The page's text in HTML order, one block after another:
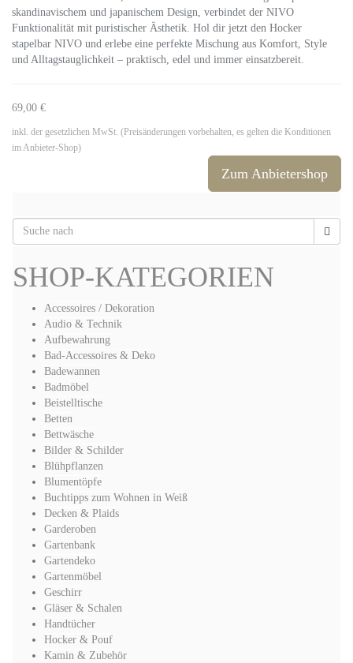
skandinavischem und japanischem Design, verbindet der NIVO
Funktionalität mit puristischer Ästhetik. Hol dir jetzt den Hocker
stapelbar NIVO und erlebe eine perfekte Mischung aus Komfort, Style
und Alltagstauglichkeit – praktisch, edel und immer einsatzbereit.
69,00 €
inkl. der gesetzlichen MwSt. (Preisänderungen vorbehalten, es gelten die Konditionen
im Anbieter-Shop)
Zum Anbietershop
SHOP-KATEGORIEN
Accessoires / Dekoration
Audio & Technik
Aufbewahrung
Bad-Accessoires & Deko
Badewannen
Badmöbel
Beistelltische
Betten
Bettwäsche
Bilder & Schilder
Blühpflanzen
Blumentöpfe
Buchtipps zum Wohnen in Weiß
Decken & Plaids
Garderoben
Gartenbank
Gartendeko
Gartenmöbel
Geschirr
Gläser & Schalen
Handtücher
Hocker & Pouf
Kamin & Zubehör